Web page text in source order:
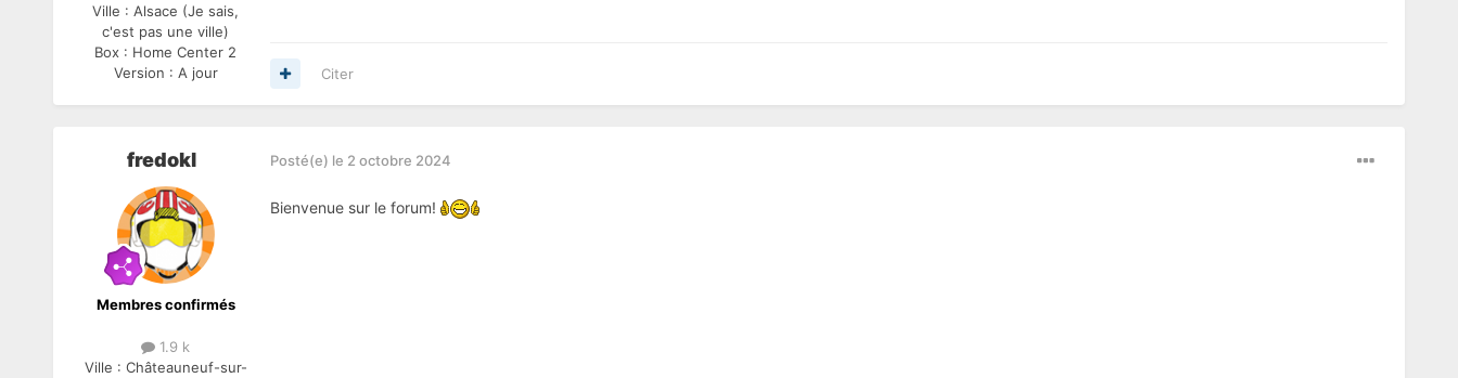
Ville :Alsace (Je sais,
c'est pas une ville)
Box : Home Center 2
Version : A jour Citer
fredokl
Membres confirmés
1.9 k
Ville : Châteauneuf-sur-
Posté(e) le 2 octobre 2024
Bienvenue sur le forum!